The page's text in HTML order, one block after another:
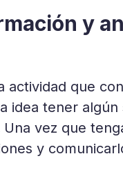
y
actividad que
idea tener
Una vez que
y